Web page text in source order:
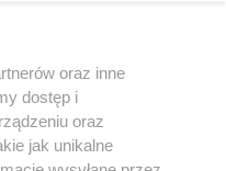
oraz inne
dostęp i
oraz
jak unikalne